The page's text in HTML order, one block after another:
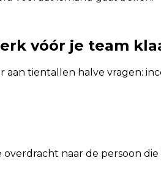
vóór je team
tientallen halve vragen:
naar de persoon